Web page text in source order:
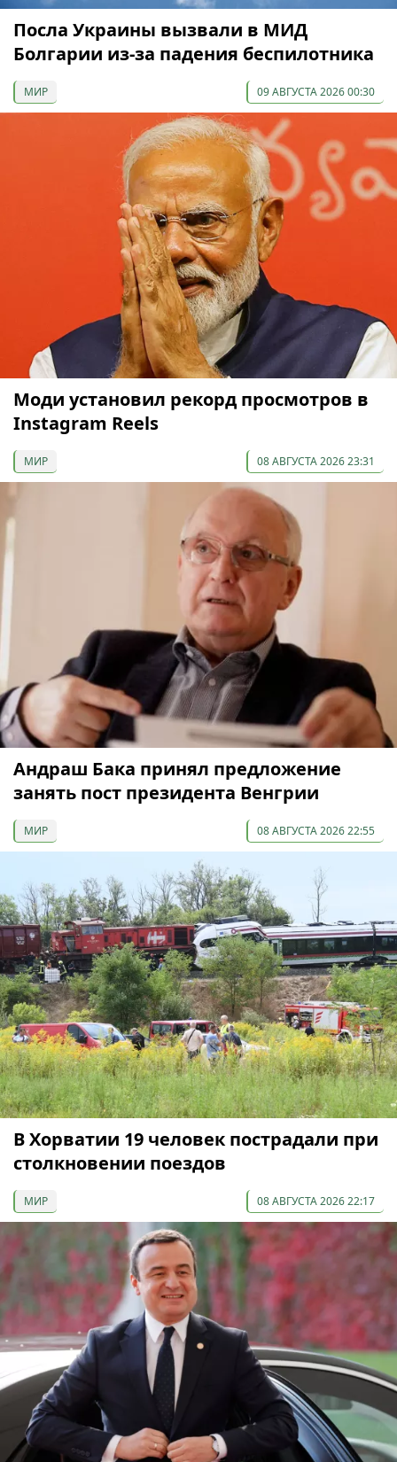
Посла Украины вызвали в МИД
Болгарии из-за падения беспилотника
МИР 09 АВГУСТА 2026 00:30
Моди установил рекорд просмотров в
Instagram Reels
МИР 08 АВГУСТА 2026 23:31
Андраш Бака принял предложение
занять пост президента Венгрии
МИР 08 АВГУСТА 2026 22:55
В Хорватии 19 человек пострадали при
столкновении поездов
МИР 08 АВГУСТА 2026 22:17